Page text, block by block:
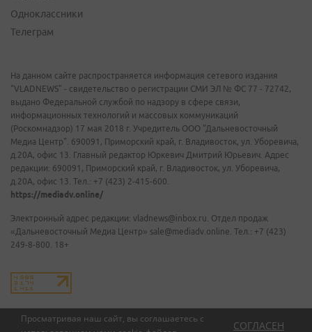
Просматривая наш сайт, вы соглашаетесь с
СОГЛАСЕН
Одноклассники
Телеграм
На данном сайте распространяется информация сетевого издания
"VLADNEWS" - свидетельство о регистрации СМИ ЭЛ № ФС 77 - 72742,
выдано Федеральной службой по надзору в сфере связи,
информационных технологий и массовых коммуникаций
(Роскомнадзор) 17 мая 2018 г. Учредитель ООО "Дальневосточный
Медиа Центр". 690091, Приморский край, г. Владивосток, ул. Уборевича,
д.20А, офис 13. Главный редактор Юркевич Дмитрий Юрьевич. Адрес
редакции: 690091, Приморский край, г. Владивосток, ул. Уборевича,
д.20А, офис 13. Тел.: +7 (423) 2-415-600.
https://mediadv.online/
Электронный адрес редакции: vladnews@inbox.ru. Отдел продаж
«Дальневосточный Медиа Центр» sale@mediadv.online. Тел.: +7 (423)
249-8-800. 18+